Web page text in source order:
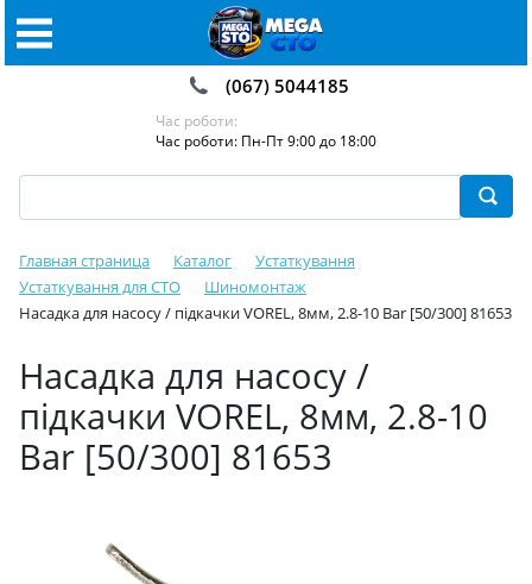
(067) 5044185
Час роботи:
Час роботи: Пн-Пт 9:00 до 18:00
Главная страница Каталог
Устаткування
Устаткування для СТО
Шиномонтаж
Насадка для насосу / підкачки VOREL, 8мм, 2.8-10 Bar [50/300] 81653
Насадка для насосу /
підкачки VOREL, 8мм, 2.8-10
Bar [50/300] 81653